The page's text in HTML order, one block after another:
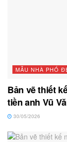
MẪU NHÀ PHỐ
Bản vẽ thiết
tiền anh Vũ
30/05/2026